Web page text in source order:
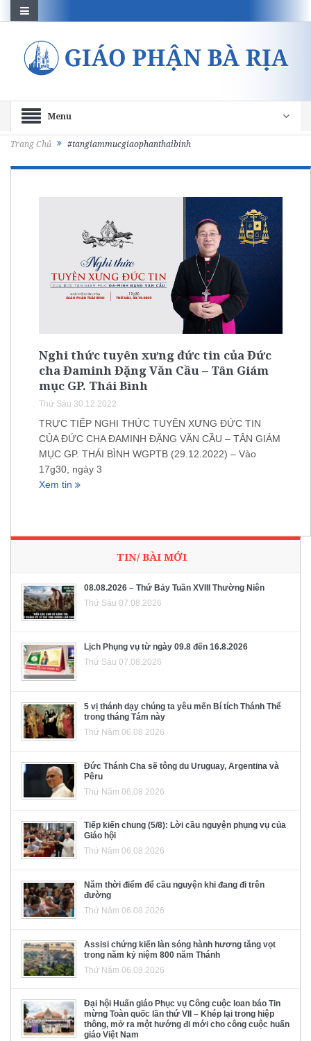
Menu
Trang Chủ #tangiammucgiaophanthaibinh
Nghi thức tuyên xưng đức tin của Đức
cha Đaminh Đặng Văn Cầu – Tân Giám
mục GP. Thái Bình
Thứ Sáu 30.12.2022
TRỰC TIẾP NGHI THỨC TUYÊN XƯNG ĐỨC TIN
CỦA ĐỨC CHA ĐAMINH ĐẶNG VĂN CẦU – TÂN GIÁM
MỤC GP. THÁI BÌNH WGPTB (29.12.2022) – Vào
17g30, ngày 3
Xem tin
TIN/ BÀI MỚI
08.08.2026 – Thứ Bảy Tuần XVIII Thường Niên
Thứ Sáu 07.08.2026
Lịch Phụng vụ từ ngày 09.8 đến 16.8.2026
Thứ Sáu 07.08.2026
5 vị thánh dạy chúng ta yêu mến Bí tích Thánh Thể
trong tháng Tám này
Thứ Năm 06.08.2026
Đức Thánh Cha sẽ tông du Uruguay, Argentina và
Pêru
Thứ Năm 06.08.2026
Tiếp kiến chung (5/8): Lời cầu nguyện phụng vụ của
Giáo hội
Thứ Năm 06.08.2026
Năm thời điểm để cầu nguyện khi đang đi trên
đường
Thứ Năm 06.08.2026
Assisi chứng kiến làn sóng hành hương tăng vọt
trong năm kỷ niệm 800 năm Thánh
Thứ Năm 06.08.2026
Đại hội Huấn giáo Phục vụ Công cuộc loan báo Tin
mừng Toàn quốc lần thứ VII – Khép lại trong hiệp
thông, mở ra một hướng đi mới cho công cuộc huấn
giáo Việt Nam